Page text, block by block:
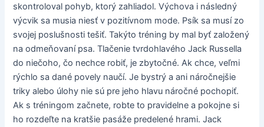
skontroloval pohyb, ktorý zahliadol. Výchova i následný
výcvik sa musia niesť v pozitívnom mode. Psík sa musí zo
svojej poslušnosti tešiť. Takýto tréning by mal byť založený
na odmeňovaní psa. Tlačenie tvrdohlavého Jack Russella
do niečoho, čo nechce robiť, je zbytočné. Ak chce, veľmi
rýchlo sa dané povely naučí. Je bystrý a ani náročnejšie
triky alebo úlohy nie sú pre jeho hlavu náročné pochopiť.
Ak s tréningom začnete, robte to pravidelne a pokojne si
ho rozdeľte na kratšie pasáže predelené hrami. Jack